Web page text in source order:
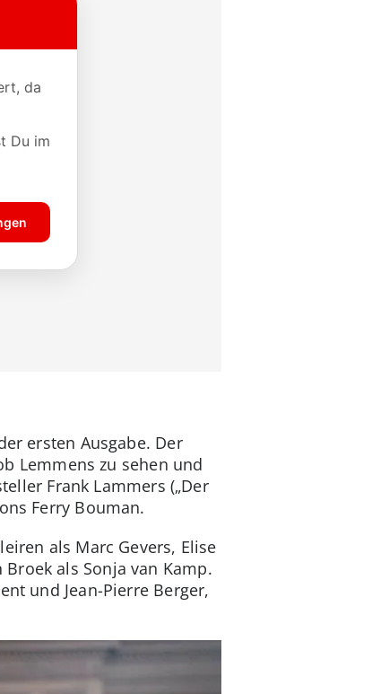
ersten Ausgabe. Der
Lemmens zu sehen und
Frank Lammers („Der
Ferry Bouman.
als Marc Gevers, Elise
als Sonja van Kamp.
und Jean-Pierre Berger,